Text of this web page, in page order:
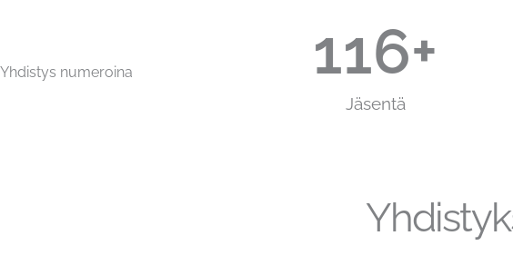
Yhdistys numeroina
Jäsentä
129+